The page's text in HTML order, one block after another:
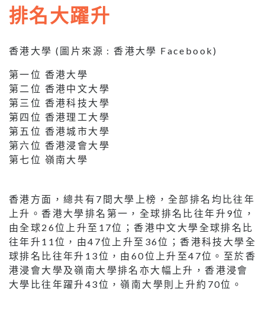
排名大躍升
香港大學 (圖片來源 : 香港大學 Facebook)
第一位 香港大學
第二位 香港中文大學
第三位 香港科技大學
第四位 香港理工大學
第五位 香港城市大學
第六位 香港浸會大學
第七位 嶺南大學
香港方面，總共有7間大學上榜，全部排名均比往年
上升。香港大學排名第一，全球排名比往年升9位，
由全球26位上升至17位；香港中文大學全球排名比
往年升11位，由47位上升至36位；香港科技大學全
球排名比往年升13位，由60位上升至47位。至於香
港浸會大學及嶺南大學排名亦大幅上升，香港浸會
大學比往年躍升43位，嶺南大學則上升約70位。